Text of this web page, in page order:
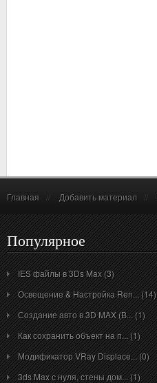
Главная Добавить материал
Популярное
IES файлы в 3Ds Max (3)
Освещение & Настройка Ren... (14)
Создание авто в 3D MAX (B... (1)
Как сохранить объект на п... (1)
Модификатор VRay Displace... (0)
3ds Max с нуля, стены дом... (1)